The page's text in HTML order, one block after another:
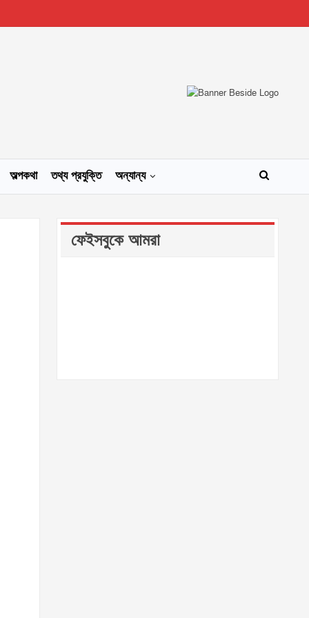
অল্পকথা তথ্য প্রযুক্তি অন্যান্য
ফেইসবুকে আমরা